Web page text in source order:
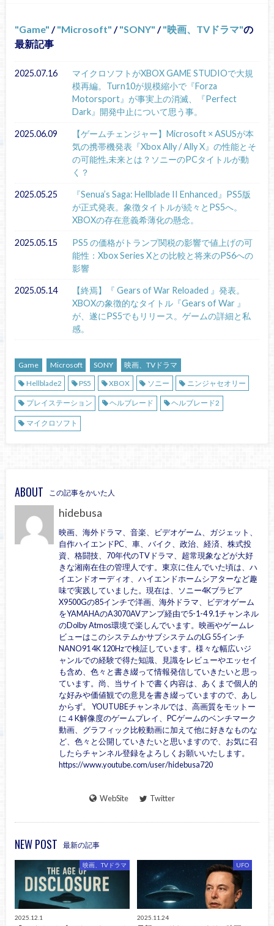
Game / Microsoft / SONY / 映画、TVドラマ の
最新記事
2025.07.16
マイクロソフトがXBOX GAME STUDIOで大規
模再編。Turn10が規模縮小で『Forza
Motorsport』が事実上の消滅、『Perfect
Dark』開発中止について思う事。
2025.06.09
【ゲームチェンジャー】Microsoft × ASUSが本
気の携帯機発表『Xbox Ally / Ally X』の性能とそ
の可能性,未来とは？ソニーのPCタイトルが動
く？
2025.05.25
『Senua’s Saga: Hellblade II Enhanced』PS5版
が正式発表。象徴タイトルが続々とPS5へ。
XBOXの存在意義希薄化の懸念。
2025.05.15
PS5 の価格がトランプ関税の影響で値上げの可
能性：Xbox Series Xとの比較と将来のPS6への
影響
2025.05.14
【終焉】『 Gears of War Reloaded 』発表。
XBOXの象徴的なタイトル『Gears of War 』
が、遂にPS5でもリリース。ゲームの詳細と私
感。
Game Microsoft SONY
映画、TVドラマ
Hellblade2
PS5 XBOX ソニー ニンジャセオリー
プレイステーション ヘルブレード ヘルブレード2
マイクロソフト
ABOUT この記事をかいた人
hidebusa
映画、海外ドラマ、音楽、ビデオゲーム、ガジェット、
自作ハイエンドPC、車、バイク、政治、経済、株式投
資、格闘技、70年代のTVドラマ、超常現象などが大好
きな湘南在住の管理人です。東京に住んでいた頃は、ハ
イエンドオーディオ、ハイエンドホームシアターなど趣
味で実践していました。現在は、ソニー4Kブラビア
X9500Gの85インチで洋画、海外ドラマ、ビデオゲーム
をYAMAHAのA3070AVアンプ経由で5-1-4 9.1チャンネル
のDolby Atmos環境で楽しんでいます。映画やゲームレ
ビューはこのシステムかサブシステムのLG 55インチ
NANO91 4K 120Hzで検証しています。様々な幅広いジ
ャンルでの経験で得た知識、見識をレビューやエッセイ
も含め、色々と書き綴って情報発信していきたいと思っ
ています。尚、当サイトで書く内容は、あくまで個人的
な好みや価値観での意見を書き綴っていますので、あし
からず。 YOUTUBEチャンネルでは、高画質をモットー
に４K解像度のゲームプレイ、PCゲームのベンチマーク
動画、グラフィック比較動画に加えて他に好きなものな
ど、色々と公開していきたいと思いますので、お気に召
したらチャンネル登録をよろしくお願いいたします。
https://www.youtube.com/user/hidebusa720
WebSite Twitter
NEW POST 最新の記事
映画、TVドラマ
2025.12.1
UFO
2025.11.24